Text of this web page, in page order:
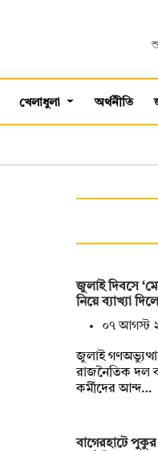
খেলাধুলা অর্থনীতি
জুলাই দিবসে
নিয়ে ব্যাখ্যা
০৭ আগস্ট
জুলাই
রাজনৈতিক দল
কর্মীদের আন্দ…
বাগেরহাটে